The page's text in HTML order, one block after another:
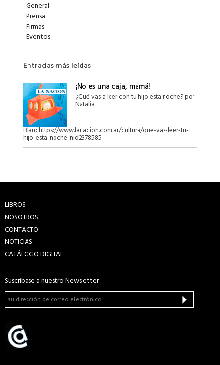
·General
·Prensa
·Firmas
·Eventos
Entradas más leídas
¡No es una caja, mamá!
¿Qué vas a leer con tu hijo esta noche? por
Natalia
Blanchttps://www.lanacion.com.ar/cultura/que-vas-leer-tu-
hijo-esta-noche-nid2378585
LIBROS
NOSOTROS
CONTACTO
NOTICIAS
CATÁLOGO DIGITAL
Suscríbase a nuestro Newsletter